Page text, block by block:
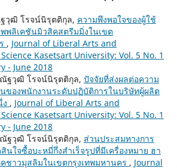
วุฒิ โรจน์นิรุตติกุล, ความพึงพอใจของผู้ใช้
พลิเคชันมิวสิคสตรีมมิ่งในเขต
, Journal of Liberal Arts and
Kasetsart University: Vol. 5 No. 1
- June 2018
ฐวุฒิ โรจน์นิรุตติกุล, ปัจจัยที่ส่งผลต่อความ
ของพนักงานระดับปฏิบัติการในบริษัทผู้ผลิต
, Journal of Liberal Arts and
Kasetsart University: Vol. 5 No. 1
- June 2018
ฐวุฒิ โรจน์นิรุตติกุล, ส่วนประสมทางการ
นใจซื้อบะหมี่กึ่งสำเร็จรูปที่มีเครื่องหมาย ฮา
ชาวมุสลิมในเขตกรุงเทพมหานคร , Journal